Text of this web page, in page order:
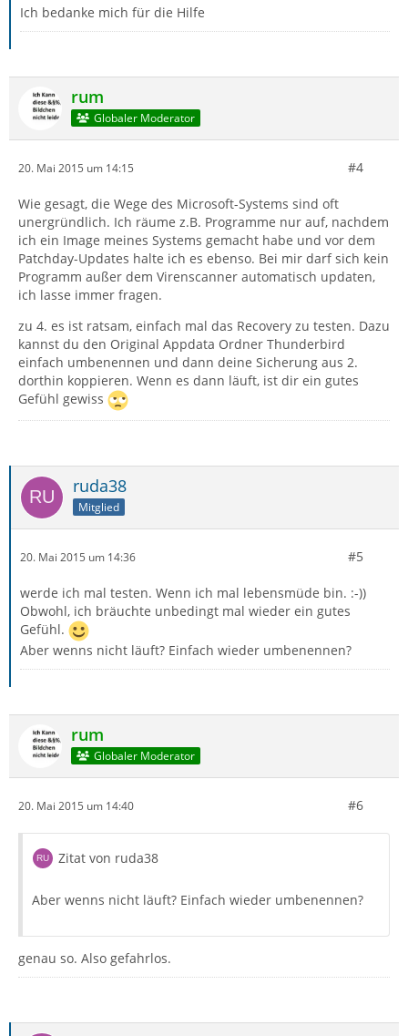
Ich bedanke mich für die Hilfe
rum
Globaler Moderator
20. Mai 2015 um 14:15 #4
Wie gesagt, die Wege des Microsoft-Systems sind oft
unergründlich. Ich räume z.B. Programme nur auf, nachdem
ich ein Image meines Systems gemacht habe und vor dem
Patchday-Updates halte ich es ebenso. Bei mir darf sich kein
Programm außer dem Virenscanner automatisch updaten,
ich lasse immer fragen.
zu 4. es ist ratsam, einfach mal das Recovery zu testen. Dazu
kannst du den Original Appdata Ordner Thunderbird
einfach umbenennen und dann deine Sicherung aus 2.
dorthin koppieren. Wenn es dann läuft, ist dir ein gutes
Gefühl gewiss
ruda38
Mitglied
20. Mai 2015 um 14:36 #5
werde ich mal testen. Wenn ich mal lebensmüde bin. :-))
Obwohl, ich bräuchte unbedingt mal wieder ein gutes
Gefühl.
Aber wenns nicht läuft? Einfach wieder umbenennen?
rum
Globaler Moderator
20. Mai 2015 um 14:40 #6
Zitat von ruda38
Aber wenns nicht läuft? Einfach wieder umbenennen?
genau so. Also gefahrlos.